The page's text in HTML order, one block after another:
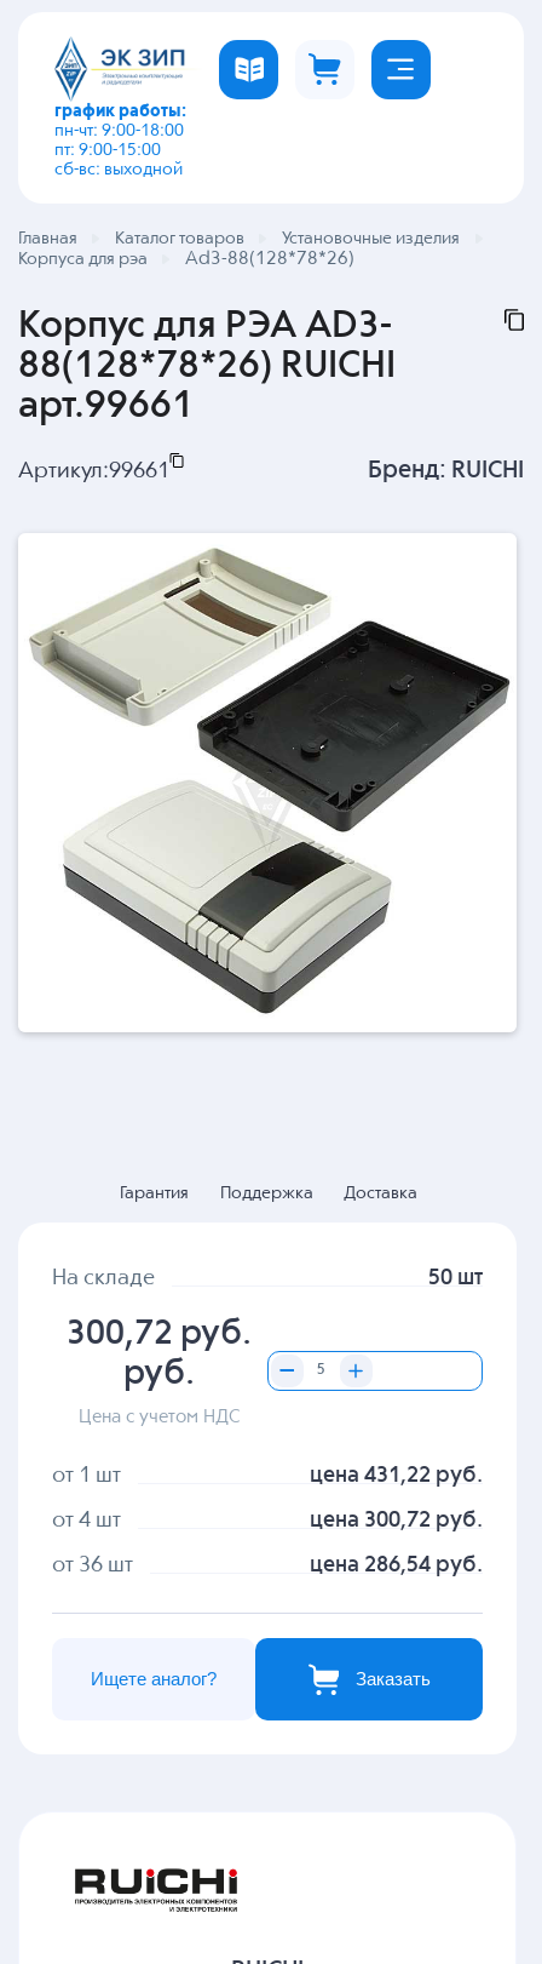
график работы:
пн-чт: 9:00-18:00
пт: 9:00-15:00
сб-вс: выходной
Главная Каталог товаров
Установочные изделия
Корпуса для рэа
Ad3-88(128*78*26)
Корпус для РЭА AD3-
88(128*78*26) RUICHI
арт.99661
Артикул:99661 Бренд: RUICHI
Гарантия Поддержка Доставка
На складе 50 шт
300,72 руб.
руб.
Цена с учетом НДС
от 1 шт цена 431,22 руб.
от 4 шт цена 300,72 руб.
от 36 шт цена 286,54 руб.
Заказать
Ищете аналог?